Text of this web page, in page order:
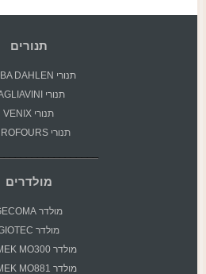
תנורים
תנורי SVEBA DAHLEN
תנורי TAGLIAVINI
תנורי VENIX
תנורי EUROFOURS
מולדרים
מולדר GECOMA
מולדר GIOTEC
מולדר GLIMEK MO300
מולדר GLIMEK MO881